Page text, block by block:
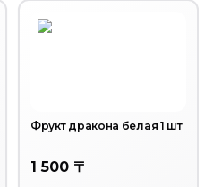
Фрукт дракона белая 1 шт
1 500 〒